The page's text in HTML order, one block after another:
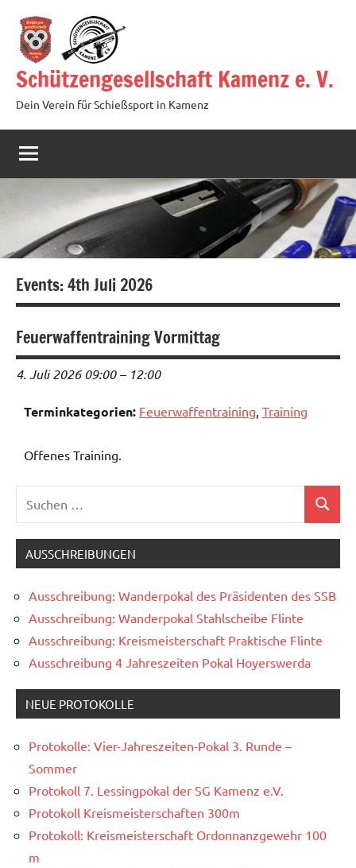
Inhalt
springen
Schützengesellschaft Kamenz e. V.
Dein Verein für Schießsport in Kamenz
Events: 4th Juli 2026
Feuerwaffentraining Vormittag
4. Juli 2026 09:00– 12:00
Terminkategorien: Feuerwaffentraining Training
Offenes Training.
Suchen
AUSSCHREIBUNGEN
Ausschreibung: Wanderpokal des Präsidenten des SSB
Ausschreibung: Wanderpokal Stahlscheibe Flinte
Ausschreibung: Kreismeisterschaft Praktische Flinte
Ausschreibung 4 Jahreszeiten Pokal Hoyerswerda
NEUE PROTOKOLLE
Protokolle: Vier-Jahreszeiten-Pokal 3. Runde –
Sommer
Protokoll 7. Lessingpokal der SG Kamenz e.V.
Protokoll Kreismeisterschaften 300m
Protokoll: Kreismeisterschaft Ordonnanzgewehr 100
m